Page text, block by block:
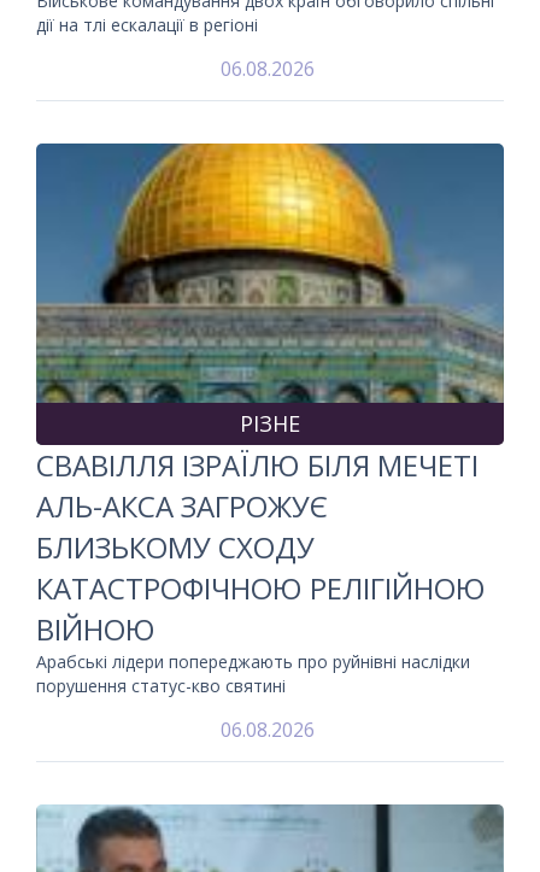
дії на тлі ескалації в регіоні
06.08.2026
РІЗНЕ
СВАВІЛЛЯ ІЗРАЇЛЮ БІЛЯ МЕЧЕТІ
АЛЬ-АКСА ЗАГРОЖУЄ
БЛИЗЬКОМУ СХОДУ
КАТАСТРОФІЧНОЮ РЕЛІГІЙНОЮ
ВІЙНОЮ
Арабські лідери попереджають про руйнівні наслідки
порушення статус-кво святині
06.08.2026